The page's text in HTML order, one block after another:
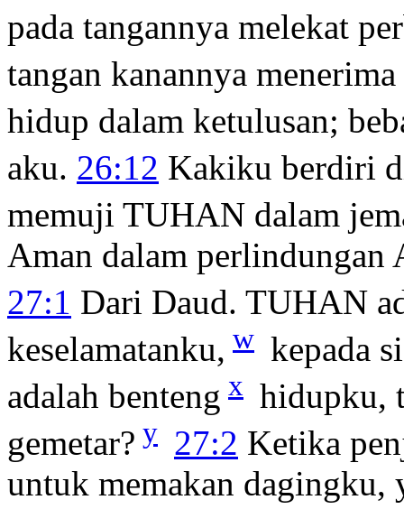
pada tangannya melekat
tangan kanannya menerima
hidup dalam ketulusan;
aku. 26:12 Kakiku berdiri
memuji TUHAN dalam
Aman dalam perlindungan
27:1 Dari Daud. TUHAN
keselamatanku, w kepada
adalah benteng x hidupku,
gemetar? y 27:2 Ketika
untuk memakan dagingku,